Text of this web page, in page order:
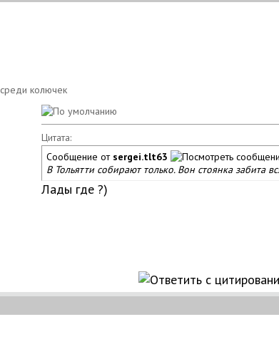
Цитата:
Сообщение от sergei.tlt63
В Тольятти собирают только. Вон стоянка забита
Лады где ?)